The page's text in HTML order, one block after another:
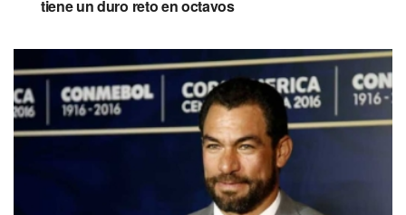
tiene un duro reto en octavos